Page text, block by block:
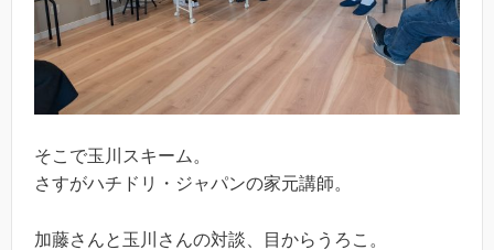
そこで玉川スキーム。
さすがハチドリ・ジャパンの家元講師。
加藤さんと玉川さんの対談、目からうろこ。